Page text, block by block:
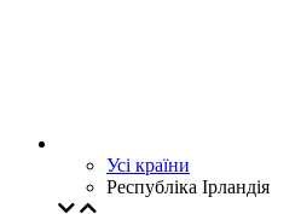
Усі країни
Республіка Ірландія